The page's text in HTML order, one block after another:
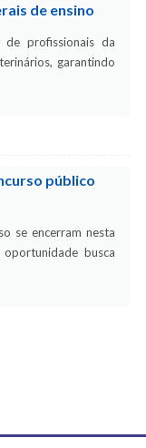
de ensino
de profissionais da
garantindo
público
se encerram nesta
busca